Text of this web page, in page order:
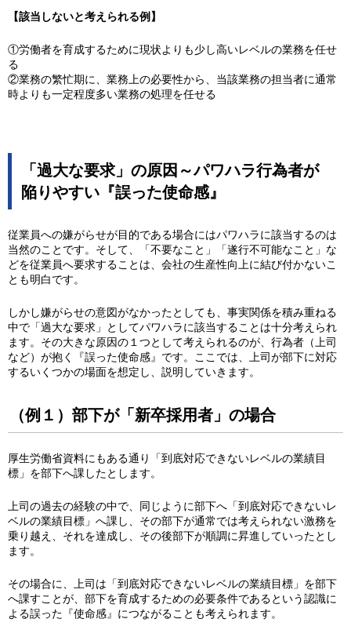
【該当しないと考えられる例】
①労働者を育成するために現状よりも少し高いレベルの業務を任せ
る
②業務の繁忙期に、業務上の必要性から、当該業務の担当者に通常
時よりも一定程度多い業務の処理を任せる
「過大な要求」の原因～パワハラ行為者が
陥りやすい『誤った使命感』
従業員への嫌がらせが目的である場合にはパワハラに該当するのは
当然のことです。そして、「不要なこと」「遂行不可能なこと」な
どを従業員へ要求することは、会社の生産性向上に結び付かないこ
とも明白です。
しかし嫌がらせの意図がなかったとしても、事実関係を積み重ねる
中で「過大な要求」としてパワハラに該当することは十分考えられ
ます。その大きな原因の１つとして考えられるのが、行為者（上司
など）が抱く『誤った使命感』です。ここでは、上司が部下に対応
するいくつかの場面を想定し、説明していきます。
（例１）部下が「新卒採用者」の場合
厚生労働省資料にもある通り「到底対応できないレベルの業績目
標」を部下へ課したとします。
上司の過去の経験の中で、同じように部下へ「到底対応できないレ
ベルの業績目標」へ課し、その部下が通常では考えられない激務を
乗り越え、それを達成し、その後部下が順調に昇進していったとし
ます。
その場合に、上司は「到底対応できないレベルの業績目標」を部下
へ課すことが、部下を育成するための必要条件であるという認識に
よる誤った『使命感』につながることも考えられます。